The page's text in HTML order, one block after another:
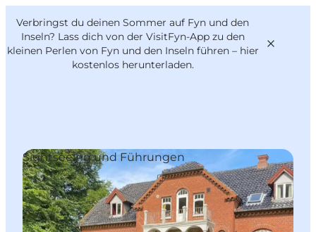
Verbringst du deinen Sommer auf Fyn und den
Inseln? Lass dich von der VisitFyn-App zu den
kleinen Perlen von Fyn und den Inseln führen – hier
kostenlos herunterladen.
Reise Ideen
Outdoor & bike
Essen & trinken
Übernachtung
VisitFyn
Deutsch
Sightseeing und Führungen